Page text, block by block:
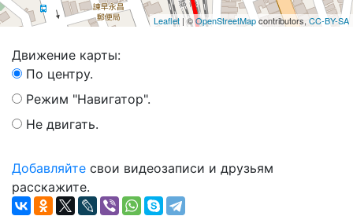
Leaflet | ©OpenStreetMapcontributors, CC-BY-SA
Движение карты:
По центру.
Режим "Навигатор".
Не двигать.
Добавляйте свои видеозаписи и друзьям
расскажите.